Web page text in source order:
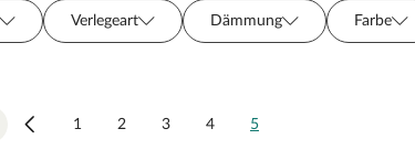
Verlegeart Dämmung Farbe
1 2 3 4 5